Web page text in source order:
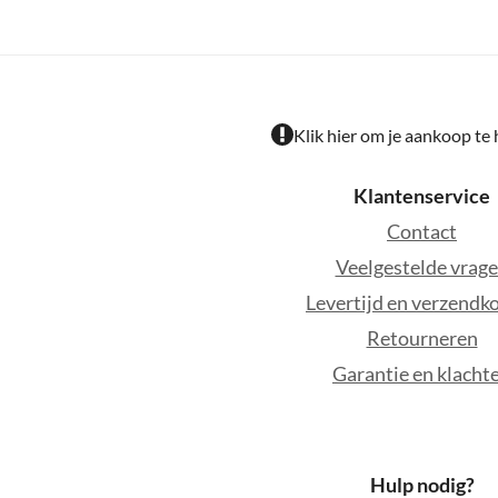
Klik hier om je aankoop te
Klantenservice
Contact
Veelgestelde
Levertijd en
Retourneren
Garantie en
Hulp nodig?